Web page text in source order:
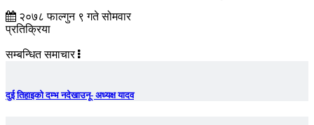
२०७८ फाल्गुन ९ गते सोमवार
प्रतिक्रिया
सम्बन्धित समाचार
दुई तिहाइको दम्भ नदेखाउनू- अध्यक्ष यादव